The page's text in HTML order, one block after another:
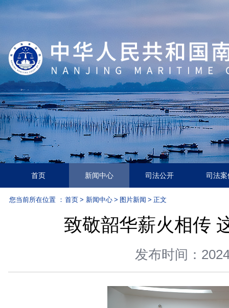
新闻中心 司法公开
新闻中心 > 图片新闻 > 正文
致敬韶华薪火